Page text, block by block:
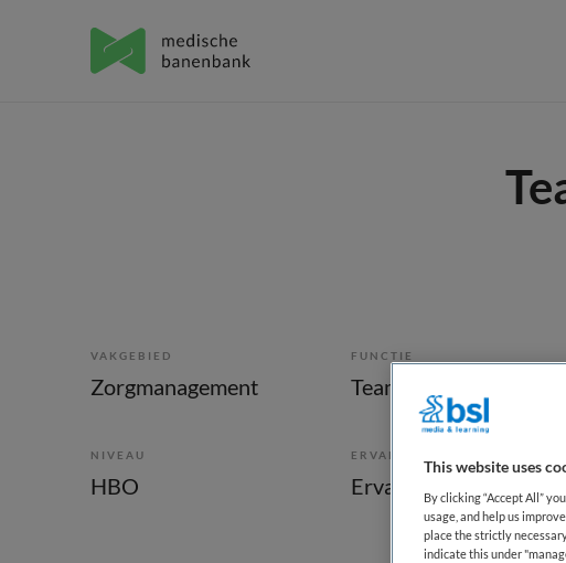
VAKGEBIED
Zorgmanagement
FUNCTIE
Teammanager
NIVEAU
HBO
ERVARING
Ervaren
This website uses
By clicking “Accept All”
usage, and help us
place the strictly
indicate this under